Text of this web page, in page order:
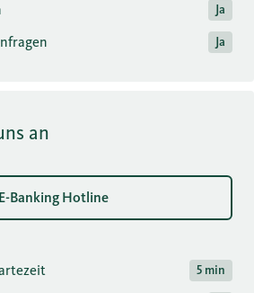
Ja
Ja
an
E-Banking Hotline
5 min